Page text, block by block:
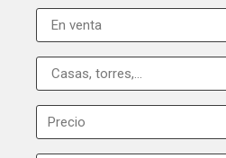
Precio